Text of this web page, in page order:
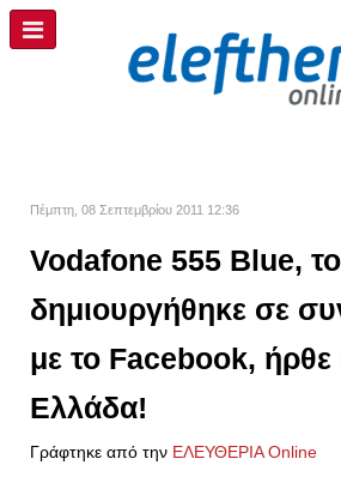
Πέμπτη, 08 Σεπτεμβρίου 2011 12:36
Vodafone 555 Blue,
δημιουργήθηκε σε
με το Facebook, ήρθε
Ελλάδα!
Γράφτηκε από την ΕΛΕΥΘΕΡΙΑ Online